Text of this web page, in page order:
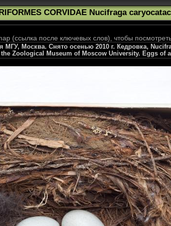
CORVIDAE Nucifraga
(ссылка после ключевых слов), чтобы
МГУ, Москва. Снято осенью 2010 г. Кедровка,
Zoological Museum of Moscow University. Eggs of